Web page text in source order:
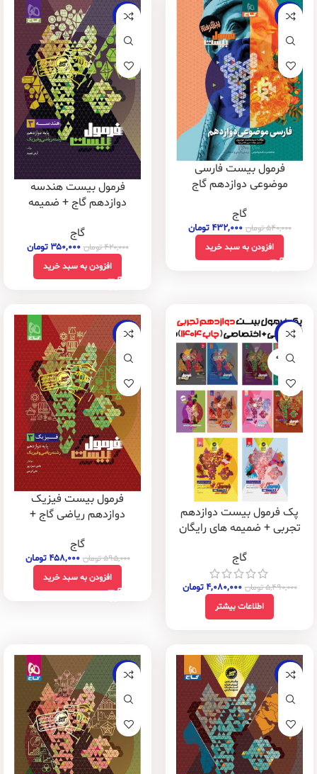
-20%
فرمول بیست فارسی
موضوعی دوازدهم گاج
گاج
۵۴۰,۰۰۰تومان ۴۳۲,۰۰۰ تومان
افزودن به سبد خرید
-17%
فرمول بیست هندسه
دوازدهم گاج + ضمیمه
گاج
۴۲۰,۰۰۰تومان ۳۵۰,۰۰۰ تومان
افزودن به سبد خرید
-26%
فروخته
پک فرمول بیست دوازدهم
تجربی + ضمیمه های رایگان
گاج
۵,۴۹۰,۰۰۰تومان ۴,۰۸۰,۰۰۰ تومان
اطلاعات بیشتر
-23%
فرمول بیست فیزیک
دوازدهم ریاضی گاج +
گاج
۵۹۵,۰۰۰تومان ۴۵۸,۰۰۰ تومان
افزودن به سبد خرید
-20%
-22%